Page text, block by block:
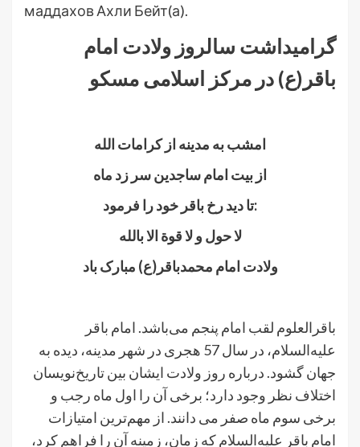
маддахов Ахли Бейт(а).
گرامیداشت سالروز ولادت امام
باقر(ع) در مرکز اسلامی مسکو
امشب به مدینه از کرامات الله
از بیت امام ساجدین سر زد ماه
تا دید رخ باقر خود را فرمود:
لا حول و لا قوة الا بالله
ولادت امام محمدباقر(ع) مبارک باد
باقرالعلوم لقب امام پنجم می‌باشد. امام باقر
علیه‌السلام، در سال 57 هجری در شهر مدینه، دیده به
جهان گشود. درباره روز ولادت ایشان بین تاریخ‌نویسان
اختلاف نظر وجود دارد؛ برخی آن را اول ماه رجب و
برخی سوم ماه صفر می دانند. از مهم‌ترین امتیازات
امام باقر علیه‌السلام که زمان، زمینه آن را فراهم کرد،